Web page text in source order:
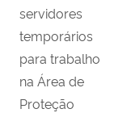
servidores
temporários
para trabalho
na Área de
Proteção